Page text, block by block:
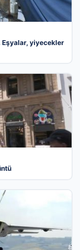
Eşyalar, yiyecekler